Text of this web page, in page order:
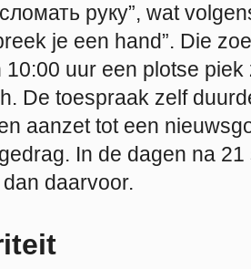
руку”, wat
je een hand”. Die
uur een plotse
De toespraak zelf
aanzet tot een
In de dagen na
daarvoor.